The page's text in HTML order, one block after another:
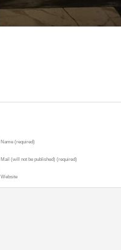
Name (required)
Mail (will not be published) (required)
Website